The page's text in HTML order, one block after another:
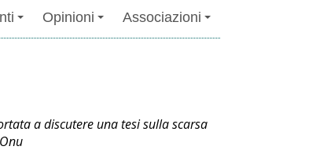
Opinioni Associazioni
a discutere una tesi sulla scarsa